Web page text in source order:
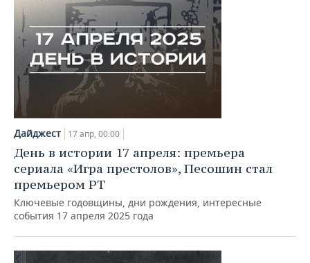
Дайджест 17 апр, 00:00
День в истории 17 апреля: премьера
сериала «Игра престолов», Песошин стал
премьером РТ
Ключевые годовщины, дни рождения, интересные
события 17 апреля 2025 года